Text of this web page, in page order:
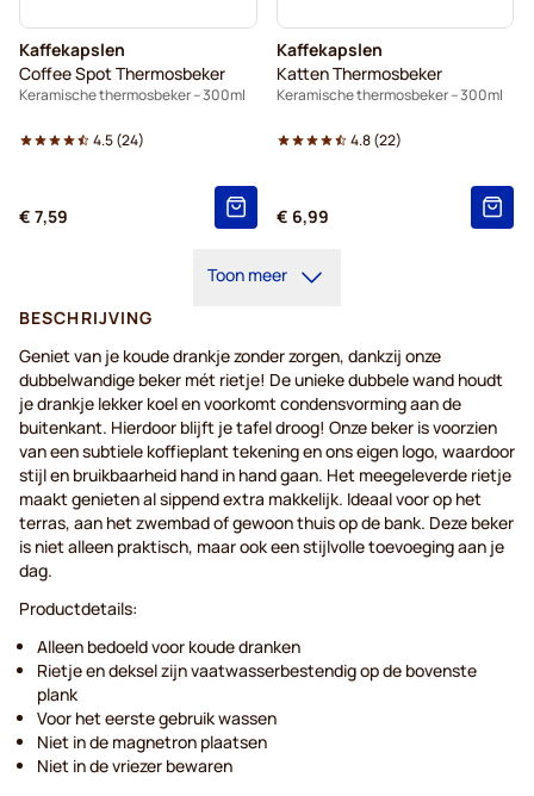
Kaffekapslen
Coffee Spot Thermosbeker
Keramische thermosbeker – 300ml
4.5(24)
€ 7,59
Kaffekapslen
Katten Thermosbeker
Keramische thermosbeker – 300ml
4.8(22)
€ 6,99
Toon meer
BESCHRIJVING
Geniet van je koude drankje zonder zorgen, dankzij onze
dubbelwandige beker mét rietje! De unieke dubbele wand houdt
je drankje lekker koel en voorkomt condensvorming aan de
buitenkant. Hierdoor blijft je tafel droog! Onze beker is voorzien
van een subtiele koffieplant tekening en ons eigen logo, waardoor
stijl en bruikbaarheid hand in hand gaan. Het meegeleverde rietje
maakt genieten al sippend extra makkelijk. Ideaal voor op het
terras, aan het zwembad of gewoon thuis op de bank. Deze beker
is niet alleen praktisch, maar ook een stijlvolle toevoeging aan je
dag.
Productdetails:
Alleen bedoeld voor koude dranken
Rietje en deksel zijn vaatwasserbestendig op de bovenste
plank
Voor het eerste gebruik wassen
Niet in de magnetron plaatsen
Niet in de vriezer bewaren